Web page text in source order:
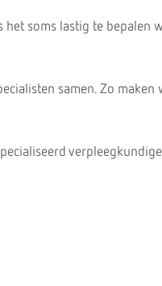
het soms lastig te bepalen
samen. Zo maken